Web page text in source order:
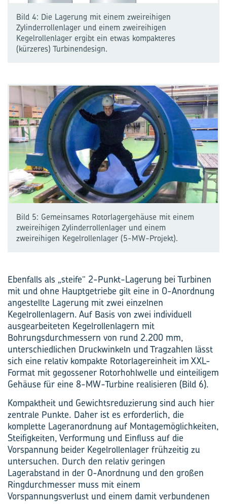
Bild 4: Die Lagerung mit einem zweireihigen
Zylinderrollenlager und einem zweireihigen
Kegelrollenlager ergibt ein etwas kompakteres
(kürzeres) Turbinendesign.
Bild 5: Gemeinsames Rotorlagergehäuse mit einem
zweireihigen Zylinderrollenlager und einem
zweireihigen Kegelrollenlager (5-MW-Projekt).
Ebenfalls als „steife“ 2-Punkt-Lagerung bei Turbinen
mit und ohne Hauptgetriebe gilt eine in O-Anordnung
angestellte Lagerung mit zwei einzelnen
Kegelrollenlagern. Auf Basis von zwei individuell
ausgearbeiteten Kegelrollenlagern mit
Bohrungsdurchmessern von rund 2.200 mm,
unterschiedlichen Druckwinkeln und Tragzahlen lässt
sich eine relativ kompakte Rotorlagereinheit im XXL-
Format mit gegossener Rotorhohlwelle und einteiligem
Gehäuse für eine 8-MW-Turbine realisieren (Bild 6).
Kompaktheit und Gewichtsreduzierung sind auch hier
zentrale Punkte. Daher ist es erforderlich, die
komplette Lageranordnung auf Montagemöglichkeiten,
Steifigkeiten, Verformung und Einfluss auf die
Vorspannung beider Kegelrollenlager frühzeitig zu
untersuchen. Durch den relativ geringen
Lagerabstand in der O-Anordnung und den großen
Ringdurchmesser muss mit einem
Vorspannungsverlust und einem damit verbundenen